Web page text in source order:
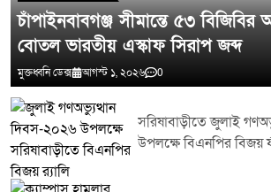
চাঁপাইনবাবগঞ্জ সীমান্তে ৫৩ বিজিবির
বোতল ভারতীয় এস্কাফ সিরাপ জব্দ
মুক্তধ্বনি ডেক্স আগস্ট ১, ২০২৬ 0
সরিষাবাড়ীতে জুলাই
উপলক্ষে বিএনপির বিজয়